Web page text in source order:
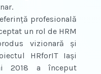
profesională
un rol de HRM
vizionară şi
HRforIT Iaşi
2018 a început